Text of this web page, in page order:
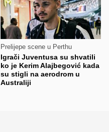
Prelijepe scene u Perthu
Igrači Juventusa su shvatili
ko je Kerim Alajbegović kada
su stigli na aerodrom u
Australiji